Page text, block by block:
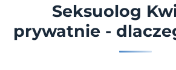
Seksuolog
prywatnie -